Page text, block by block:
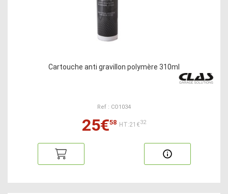
Cartouche anti gravillon polymère 310ml
Ref : CO1034
25€58 HT:21€32